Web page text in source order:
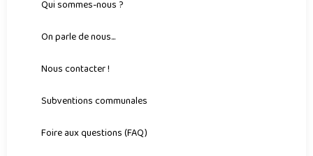
Qui sommes-nous ?
On parle de nous...
Nous contacter !
Subventions communales
Foire aux questions (FAQ)